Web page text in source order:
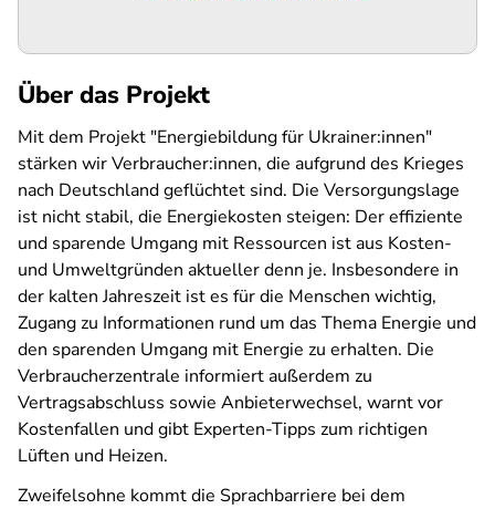
Über das Projekt
Mit dem Projekt "Energiebildung für Ukrainer:innen"
stärken wir Verbraucher:innen, die aufgrund des Krieges
nach Deutschland geflüchtet sind. Die Versorgungslage
ist nicht stabil, die Energiekosten steigen: Der effiziente
und sparende Umgang mit Ressourcen ist aus Kosten-
und Umweltgründen aktueller denn je. Insbesondere in
der kalten Jahreszeit ist es für die Menschen wichtig,
Zugang zu Informationen rund um das Thema Energie und
den sparenden Umgang mit Energie zu erhalten. Die
Verbraucherzentrale informiert außerdem zu
Vertragsabschluss sowie Anbieterwechsel, warnt vor
Kostenfallen und gibt Experten-Tipps zum richtigen
Lüften und Heizen.
Zweifelsohne kommt die Sprachbarriere bei dem